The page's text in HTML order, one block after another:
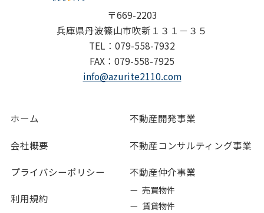
〒669-2203
兵庫県丹波篠山市吹新１３１－３５
TEL：079-558-7932
FAX：079-558-7925
info@azurite2110.com
ホーム
会社概要
プライバシーポリシー
利用規約
不動産開発事業
不動産コンサルティング事業
不動産仲介事業
ー 売買物件
ー 賃貸物件